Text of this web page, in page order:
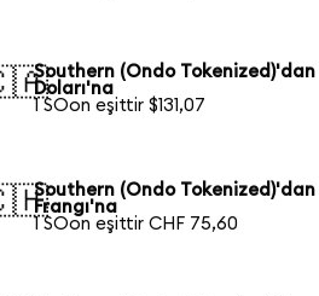
Southern (Ondo
Doları'na
1 SOon eşittir $131,07
Southern (Ondo Tokenized)'dan
Frangı'na
1 SOon eşittir CHF 75,60